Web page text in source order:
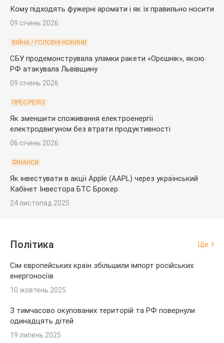
Кому підходять фужерні аромати і як їх правильно носити
09 січень 2026
ВІЙНА / ГОЛОВНІ НОВИНИ
СБУ продемонструвала уламки ракети «Орєшнік», якою
РФ атакувала Львівщину
09 січень 2026
ПРЕС-РЕЛІЗ
Як зменшити споживання електроенергії
електродвигуном без втрати продуктивності
06 січень 2026
ФІНАНСИ
Як інвестувати в акції Apple (AAPL) через український
Кабінет Інвестора БТС Брокер
24 листопад 2025
Політика Ще
Сім європейських країн збільшили імпорт російських
енергоносіїв
10 жовтень 2025
З тимчасово окупованих територій та РФ повернули
одинадцять дітей
19 липень 2025